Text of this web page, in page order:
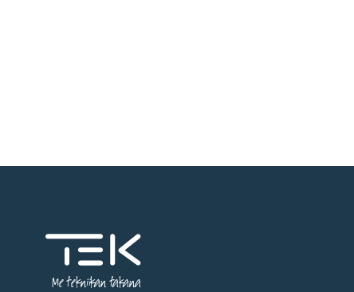
Me tekniikan takana